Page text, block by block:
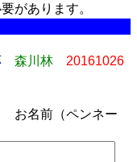
があります。
森川林
20161026
お名前（ペンネー